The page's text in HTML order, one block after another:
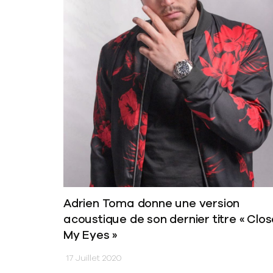
Adrien Toma donne une version
acoustique de son dernier titre «
My Eyes »
17 Juillet 2020